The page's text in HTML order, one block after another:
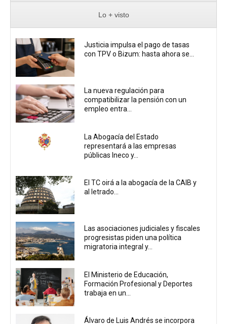
Lo + visto
Justicia impulsa el pago de tasas
con TPV o Bizum: hasta ahora se...
La nueva regulación para
compatibilizar la pensión con un
empleo entra...
La Abogacía del Estado
representará a las empresas
públicas Ineco y...
El TC oirá a la abogacía de la CAIB y
al letrado...
Las asociaciones judiciales y fiscales
progresistas piden una política
migratoria integral y...
El Ministerio de Educación,
Formación Profesional y Deportes
trabaja en un...
Álvaro de Luis Andrés se incorpora